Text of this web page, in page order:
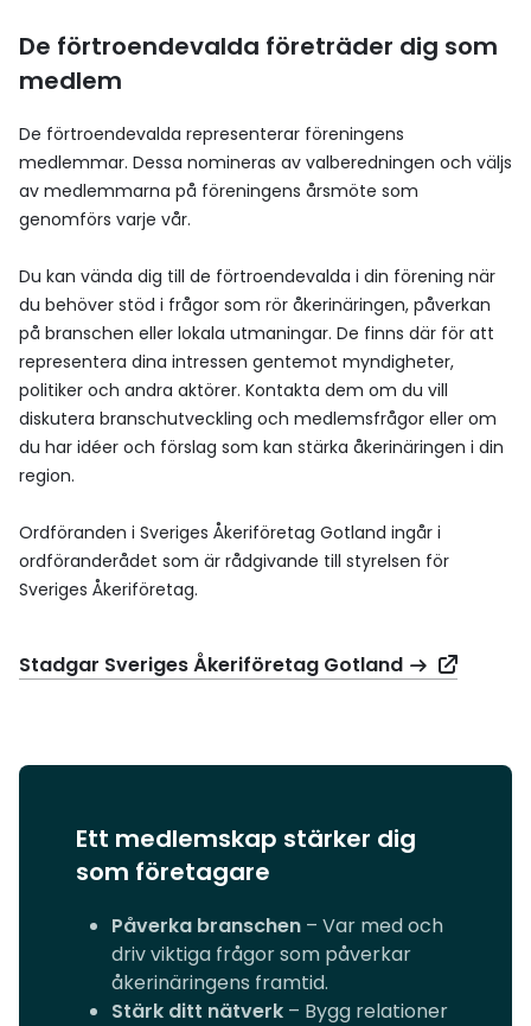
De förtroendevalda företräder dig som
medlem
De förtroendevalda representerar föreningens
medlemmar. Dessa nomineras av valberedningen och väljs
av medlemmarna på föreningens årsmöte som
genomförs varje vår.
Du kan vända dig till de förtroendevalda i din förening när
du behöver stöd i frågor som rör åkerinäringen, påverkan
på branschen eller lokala utmaningar. De finns där för att
representera dina intressen gentemot myndigheter,
politiker och andra aktörer. Kontakta dem om du vill
diskutera branschutveckling och medlemsfrågor eller om
du har idéer och förslag som kan stärka åkerinäringen i din
region.
Ordföranden i Sveriges Åkeriföretag Gotland ingår i
ordföranderådet som är rådgivande till styrelsen för
Sveriges Åkeriföretag.
Stadgar Sveriges Åkeriföretag Gotland
Ett medlemskap stärker dig
som företagare
Påverka branschen – Var med och
driv viktiga frågor som påverkar
åkerinäringens framtid.
Stärk ditt nätverk – Bygg relationer